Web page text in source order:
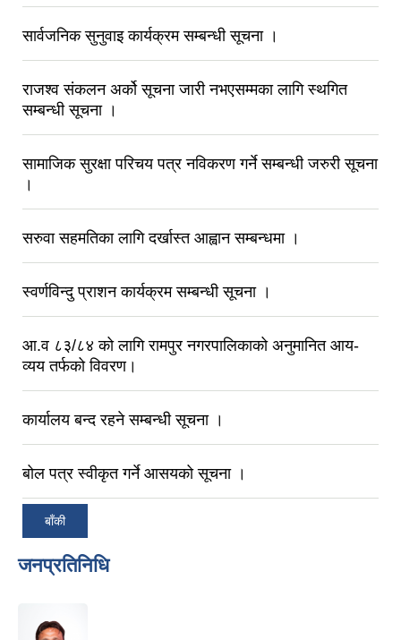
सार्वजनिक सुनुवाइ कार्यक्रम सम्बन्धी सूचना ।
राजश्व संकलन अर्को सूचना जारी नभएसम्मका लागि स्थगित
सम्बन्धी सूचना ।
सामाजिक सुरक्षा परिचय पत्र नविकरण गर्ने सम्बन्धी जरुरी सूचना
।
सरुवा सहमतिका लागि दर्खास्त आह्वान सम्बन्धमा ।
स्वर्णविन्दु प्राशन कार्यक्रम सम्बन्धी सूचना ।
आ.व ८३/८‍४ को लागि रामपुर नगरपालिकाको अनुमानित आय-
व्यय तर्फको विवरण।
कार्यालय बन्द रहने सम्बन्धी सूचना ।
बोल पत्र स्वीकृत गर्ने आसयको सूचना ।
बाँकी
जनप्रतिनिधि